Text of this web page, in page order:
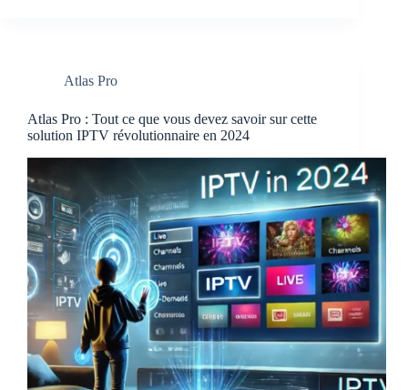
Atlas Pro
Atlas Pro : Tout ce que vous devez savoir sur cette
solution IPTV révolutionnaire en 2024